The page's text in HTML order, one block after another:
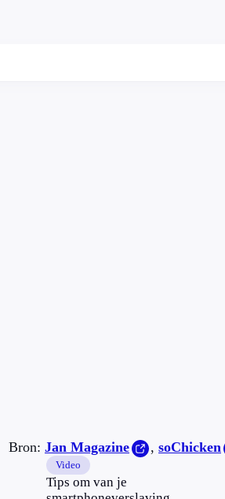
Video
Tips om van je
Bron: Jan Magazine , soChicken